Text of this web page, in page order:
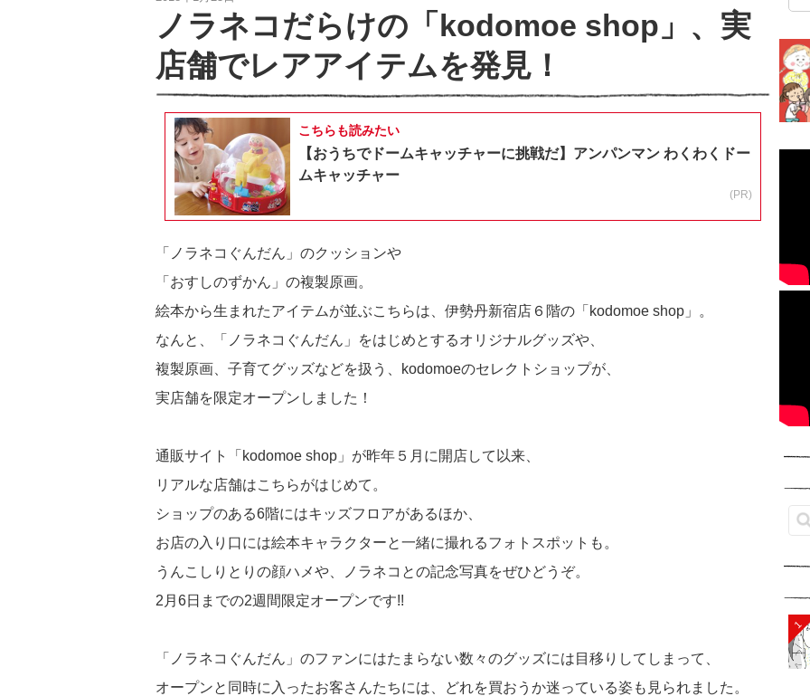
ノラネコだらけの「kodomoe shop」、実
店舗でレアアイテムを発見！
こちらも読みたい
【おうちでドームキャッチャーに挑戦だ】アンパンマン わくわくドー
ムキャッチャー
(PR)
「ノラネコぐんだん」のクッションや
「おすしのずかん」の複製原画。
絵本から生まれたアイテムが並ぶこちらは、伊勢丹新宿店６階の「kodomoe shop」。
なんと、「ノラネコぐんだん」をはじめとするオリジナルグッズや、
複製原画、子育てグッズなどを扱う、kodomoeのセレクトショップが、
実店舗を限定オープンしました！
通販サイト「kodomoe shop」が昨年５月に開店して以来、
リアルな店舗はこちらがはじめて。
ショップのある6階にはキッズフロアがあるほか、
お店の入り口には絵本キャラクターと一緒に撮れるフォトスポットも。
うんこしりとりの顔ハメや、ノラネコとの記念写真をぜひどうぞ。
2月6日までの2週間限定オープンです!!
「ノラネコぐんだん」のファンにはたまらない数々のグッズには目移りしてしまって、
オープンと同時に入ったお客さんたちには、どれを買おうか迷っている姿も見られました。
1